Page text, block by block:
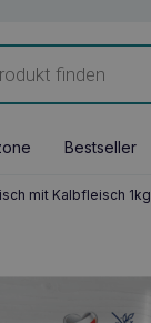
Bestseller
mit Kalbfleisch 1kg